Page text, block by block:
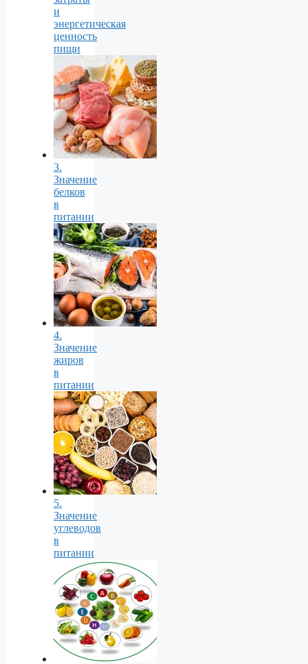
и
энергетическая
ценность
пищи
3.
Значение
белков
в
питании
4.
Значение
жиров
в
питании
5.
Значение
углеводов
в
питании